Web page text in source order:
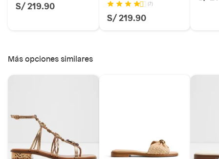
S/ 219.90 (7)
S/ 219.90
Más opciones similares